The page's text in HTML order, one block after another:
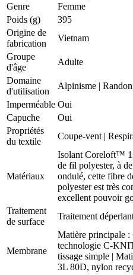
Genre
Femme
Poids (g)
395
Origine de
fabrication
Vietnam
Groupe
d'âge
Adulte
Domaine
d'utilisation
Alpinisme |
Imperméable Oui
Capuche
Oui
Propriétés
du textile
Coupe-vent |
Matériaux
Isolant Coreloft™
de fil polyester, à
ondulé, cette fibre
polyester est très
excellent pouvoir
Traitement
de surface
Traitement
Membrane
Matière principale
technologie C-
tissage simple |
3L 80D, nylon